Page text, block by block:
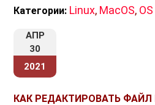
Категории: Linux, MacOS,
АПР
30
2021
КАК РЕДАКТИРОВАТЬ ФАЙЛ